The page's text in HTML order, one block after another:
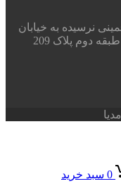
نرسیده به خیابان
دوم پلاک 209
0 سبد خرید